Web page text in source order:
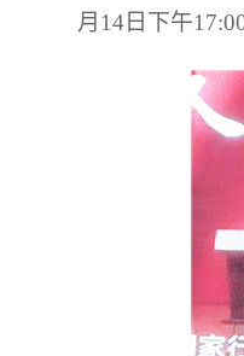
月14日下午